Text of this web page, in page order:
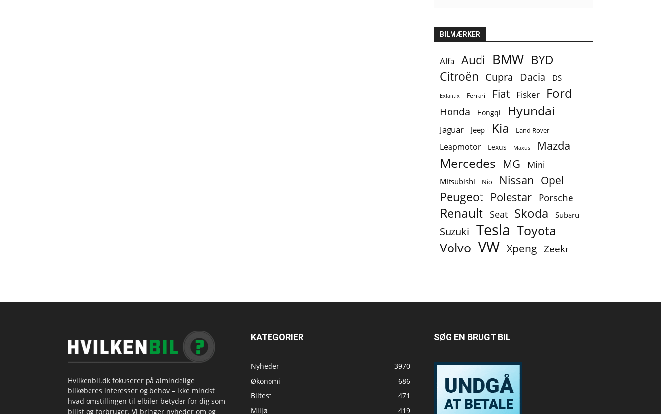
BILMÆRKER
Alfa Audi BMW BYD
Citroën Cupra Dacia DS
Exlantix Ferrari Fiat Fisker Ford
Honda Hongqi Hyundai
Jaguar Jeep Kia Land Rover
Leapmotor Lexus Maxus Mazda
Mercedes MG Mini
Mitsubishi Nio Nissan Opel
Peugeot Polestar Porsche
Renault Seat Skoda Subaru
Suzuki Tesla Toyota
Volvo VW Xpeng Zeekr
Hvilkenbil.dk fokuserer på almindelige
bilkøberes interesser og behov – ikke mindst
hvad omstillingen til elbiler betyder for dig som
bilist og forbruger. Vi bringer nyheder om og
KATEGORIER
Nyheder
3970
Økonomi
686
Biltest
471
Miljø
419
SØG EN BRUGT BIL